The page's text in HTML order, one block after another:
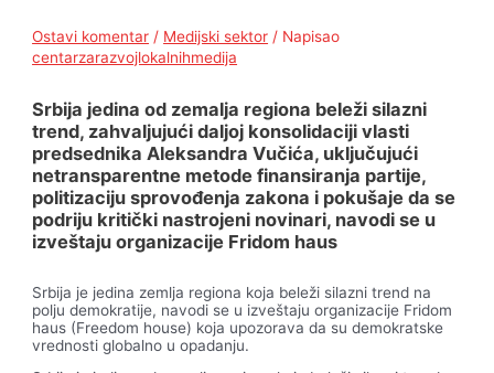
Ostavi komentar / Medijski sektor / Napisao
centarzarazvojlokalnihmedija
Srbija jedina od zemalja regiona beleži silazni
trend, zahvaljujući daljoj konsolidaciji vlasti
predsednika Aleksandra Vučića, uključujući
netransparentne metode finansiranja partije,
politizaciju sprovođenja zakona i pokušaje da se
podriju kritički nastrojeni novinari, navodi se u
izveštaju organizacije Fridom haus
Srbija je jedina zemlja regiona koja beleži silazni trend na
polju demokratije, navodi se u izveštaju organizacije Fridom
haus (Freedom house) koja upozorava da su demokratske
vrednosti globalno u opadanju.